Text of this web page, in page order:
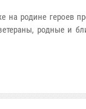
на родине героев
родные и